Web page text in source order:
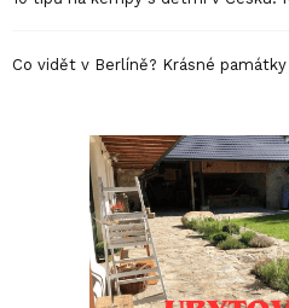
Co vidět v Berlíně? Krásné